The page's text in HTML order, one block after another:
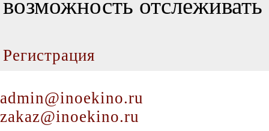
возможность
Регистрация
admin@inoekino.ru
zakaz@inoekino.ru